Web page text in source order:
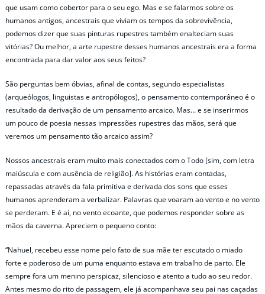
que usam como cobertor para o seu ego. Mas e se falarmos sobre os
humanos antigos, ancestrais que viviam os tempos da sobrevivência,
podemos dizer que suas pinturas rupestres também enalteciam suas
vitórias? Ou melhor, a arte rupestre desses humanos ancestrais era a forma
encontrada para dar valor aos seus feitos?
São perguntas bem óbvias, afinal de contas, segundo especialistas
(arqueólogos, linguistas e antropólogos), o pensamento contemporâneo é o
resultado da derivação de um pensamento arcaico. Mas… e se inserirmos
um pouco de poesia nessas impressões rupestres das mãos, será que
veremos um pensamento tão arcaico assim?
Nossos ancestrais eram muito mais conectados com o Todo [sim, com letra
maiúscula e com ausência de religião]. As histórias eram contadas,
repassadas através da fala primitiva e derivada dos sons que esses
humanos aprenderam a verbalizar. Palavras que voaram ao vento e no vento
se perderam. E é aí, no vento ecoante, que podemos responder sobre as
mãos da caverna. Apreciem o pequeno conto:
“Nahuel, recebeu esse nome pelo fato de sua mãe ter escutado o miado
forte e poderoso de um puma enquanto estava em trabalho de parto. Ele
sempre fora um menino perspicaz, silencioso e atento a tudo ao seu redor.
Antes mesmo do rito de passagem, ele já acompanhava seu pai nas caçadas